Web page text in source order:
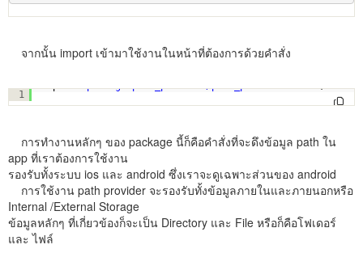
จากนั้น import เข้ามาใช้งานในหน้าที่ต้องการด้วยคำสั่ง
1
การทำงานหลักๆ ของ package นี้ก็คือคำสั่งที่จะดึงข้อมูล path ใน
app ที่เราต้องการใช้งาน
รองรับทั้งระบบ ios และ android ซึ่งเราจะดูเฉพาะส่วนของ android
การใช้งาน path provider จะรองรับทั้งข้อมูลภายในและภายนอกหรือ
Internal /External Storage
ข้อมูลหลักๆ ที่เกี่ยวข้องก็จะเป็น Directory และ File หรือก็คือโฟเดอร์
และ ไฟล์